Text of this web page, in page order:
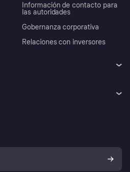
Información de contacto para
las autoridades
Gobernanza corporativa
Relaciones con inversores